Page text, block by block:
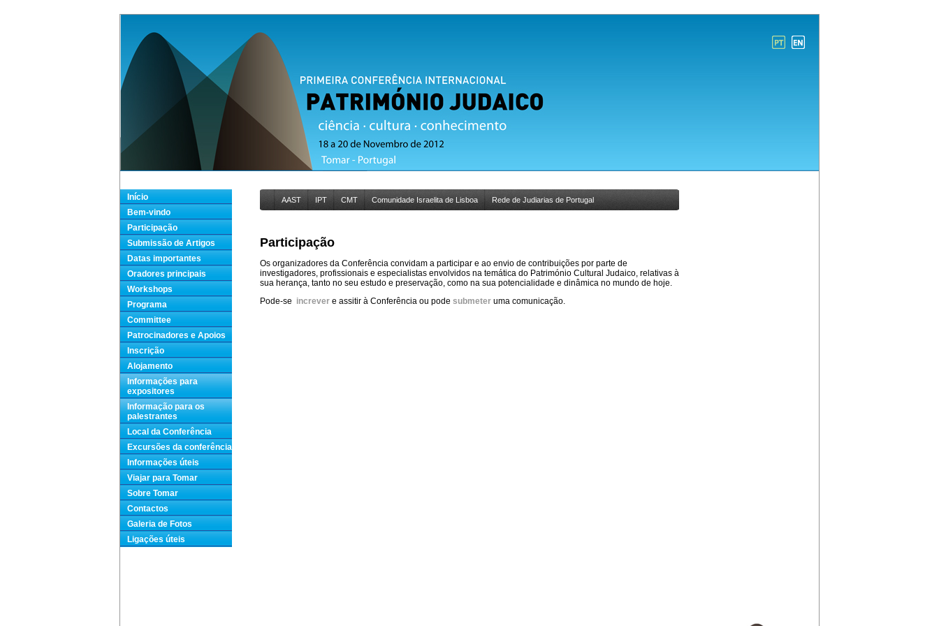
Início
Bem-vindo
Participação
Submissão de Artigos
Datas importantes
Oradores principais
Workshops
Programa
Committee
Patrocinadores e Apoios
Inscrição
Alojamento
Informações para
expositores
Informação para os
palestrantes
Local da Conferência
Excursões da conferência
Informações úteis
Viajar para Tomar
Sobre Tomar
Contactos
Galeria de Fotos
Ligações úteis
AAST IPT CMT Comunidade Israelita de Lisboa Rede de Judiarias de Portugal
Participação
Os organizadores da Conferência convidam a participar e ao envio de contribuições por parte de
investigadores, profissionais e especialistas envolvidos na temática do Património Cultural Judaico, relativas à
sua herança, tanto no seu estudo e preservação, como na sua potencialidade e dinâmica no mundo de hoje.
Pode-se increver e assitir à Conferência ou pode submeter uma comunicação.